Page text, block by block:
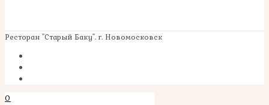
Ресторан "Старый Баку". г. Новомосковск
0